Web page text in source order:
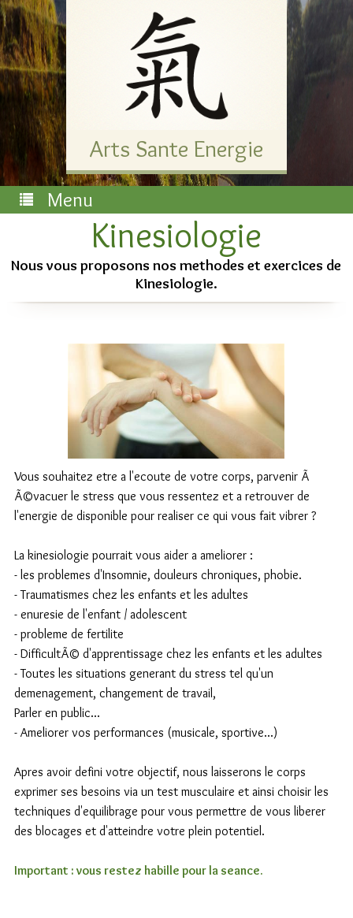
Arts Sante Energie
Menu
Kinesiologie
Nous vous proposons nos methodes et exercices de
Kinesiologie.
Vous souhaitez etre a l'ecoute de votre corps, parvenir Ã
Ã©vacuer le stress que vous ressentez et a retrouver de
l'energie de disponible pour realiser ce qui vous fait vibrer ?
La kinesiologie pourrait vous aider a ameliorer :
- les problemes d'Insomnie, douleurs chroniques, phobie.
- Traumatismes chez les enfants et les adultes
- enuresie de l'enfant / adolescent
- probleme de fertilite
- DifficultÃ© d'apprentissage chez les enfants et les adultes
- Toutes les situations generant du stress tel qu'un
demenagement, changement de travail,
Parler en public...
- Ameliorer vos performances (musicale, sportive...)
Apres avoir defini votre objectif, nous laisserons le corps
exprimer ses besoins via un test musculaire et ainsi choisir les
techniques d'equilibrage pour vous permettre de vous liberer
des blocages et d'atteindre votre plein potentiel.
Important : vous restez habille pour la seance.